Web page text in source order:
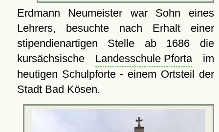
Erdmann Neumeister war Sohn eines
Lehrers, besuchte nach Erhalt einer
stipendienartigen Stelle ab 1686 die
kursächsische Landesschule Pfortaim
heutigen Schulpforte - einem Ortsteil der
Stadt Bad Kösen.